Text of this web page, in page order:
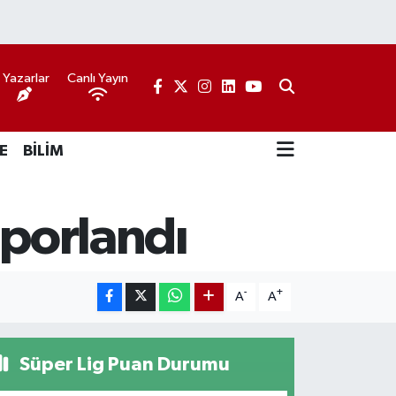
Yazarlar Canlı Yayın
BİLİM
A- A+
Süper Lig Puan Durumu